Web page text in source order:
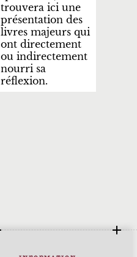
trouvera ici une
présentation des
livres majeurs qui
ont directement
ou indirectement
nourri sa
réflexion.